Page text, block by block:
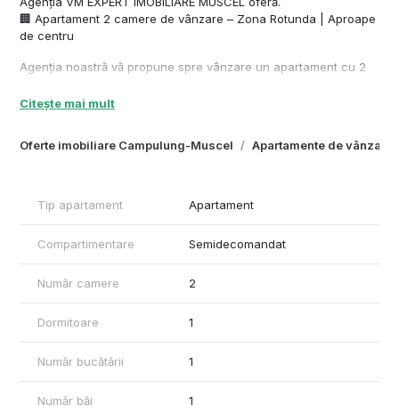
Oferte imobiliare Campulung-Muscel Apartamente de
🏢 Apartament 2 camere de vânzare – Zona Rotunda | Aproape
de centru
Agenția noastră vă propune spre vânzare un apartament cu 2
Rotunda, o zonă bine conectată și apreciată pentru
🔹 Apartament izolat
🔹 În apropiere: magazine, mijloace de transport, școli, cu
acces rapid către zona centrală
Pentru mai multe informații sunați la 0757799282.
Citește mai mult
Tip apartament Apartament
Compartimentare Semidecomandat
Număr camere 2
Dormitoare 1
Număr bucătării 1
Număr băi 1